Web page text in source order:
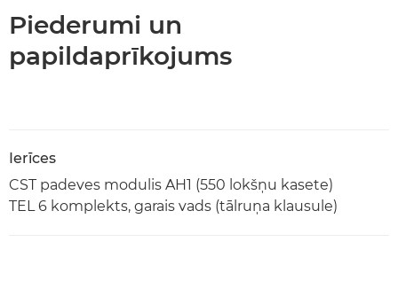
Piederumi un
papildaprīkojums
Ierīces
CST padeves modulis AH1 (550 lokšņu kasete)
TEL 6 komplekts, garais vads (tālruņa klausule)